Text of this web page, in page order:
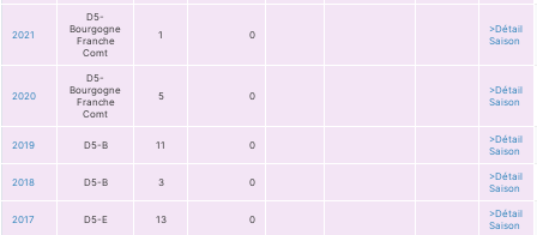
2021
D5-
Bourgogne
Franche
Comt
1 0
>Détail
Saison
2020
D5-
Bourgogne
Franche
Comt
5 0
>Détail
Saison
2019 D5-B 11 0
>Détail
Saison
2018 D5-B 3 0
>Détail
Saison
2017 D5-E 13 0
>Détail
Saison